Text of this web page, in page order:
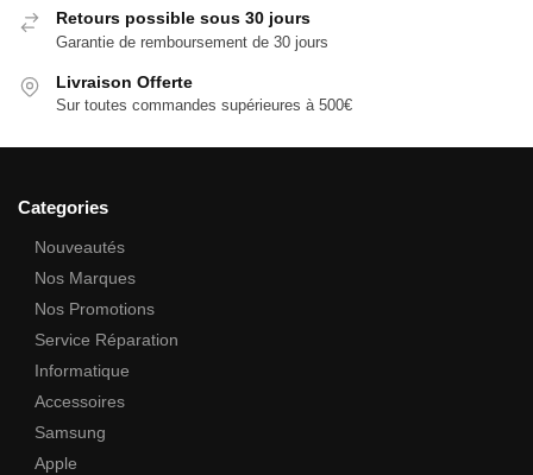
Retours possible sous 30 jours
Garantie de remboursement de 30 jours
Livraison Offerte
Sur toutes commandes supérieures à 500€
Categories
Nouveautés
Nos Marques
Nos Promotions
Service Réparation
Informatique
Accessoires
Samsung
Apple